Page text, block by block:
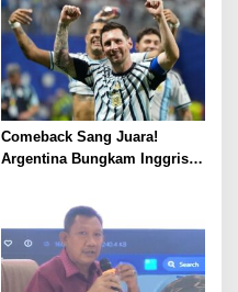
Piala Dunia 2026, Panggung
Hiburan Menyatukan
Masyarakat
Comeback Sang Juara!
Argentina Bungkam Inggris 2-
Piala Dunia 2026